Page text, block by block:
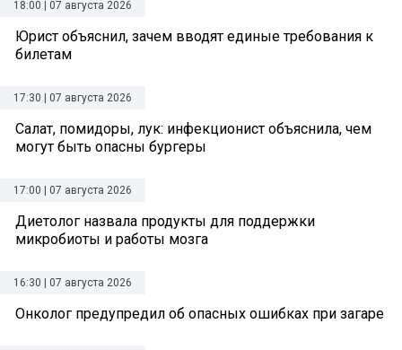
18:00 | 07 августа 2026
Юрист объяснил, зачем вводят единые требования к
билетам
17:30 | 07 августа 2026
Салат, помидоры, лук: инфекционист объяснила, чем
могут быть опасны бургеры
17:00 | 07 августа 2026
Диетолог назвала продукты для поддержки
микробиоты и работы мозга
16:30 | 07 августа 2026
Онколог предупредил об опасных ошибках при загаре